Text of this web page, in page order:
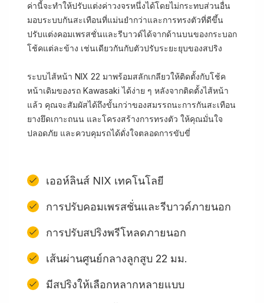
ค่านี้จะทำให้ปรับแต่งค่าวงจรหนึ่งได้โดยไม่กระทบส่วนอื่น
มอบระบบกันสะเทือนที่แม่นยำกว่าและการทรงตัวที่ดีขึ้น
ปรับแต่งคอมเพรสชั่นและรีบาวด์ได้จากด้านบนของกระบอก
โช้คแต่ละข้าง เช่นเดียวกันกับตัวปรับระยะยุบของสปริง
ระบบไส้หน้า NIX 22 มาพร้อมสลักเกลียวให้ติดตั้งกับโช้ค
หน้าเดิมของรถ Kawasaki ได้ง่าย ๆ หลังจากติดตั้งไส้หน้า
แล้ว คุณจะสัมผัสได้ถึงขั้นกว่าของสมรรถนะการกันสะเทือน
ยางยึดเกาะถนน และโครงสร้างการทรงตัว ให้คุณมั่นใจ
ปลอดภัย และควบคุมรถได้ดั่งใจตลอดการขับขี่
เออห์ลินส์ NIX เทคโนโลยี
การปรับคอมเพรสชั่นและรีบาวด์ภายนอก
การปรับสปริงพรีโหลดภายนอก
เส้นผ่านศูนย์กลางลูกสูบ 22 มม.
มีสปริงให้เลือกหลากหลายแบบ